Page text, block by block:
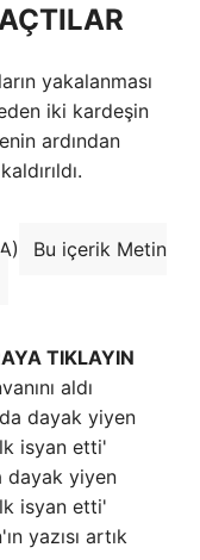
yakalanması
iki kardeşin
ardından
Bu içerik Metin
TIKLAYIN
aldı
dayak yiyen
isyan etti'